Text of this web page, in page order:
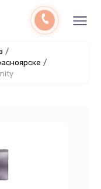
/
/